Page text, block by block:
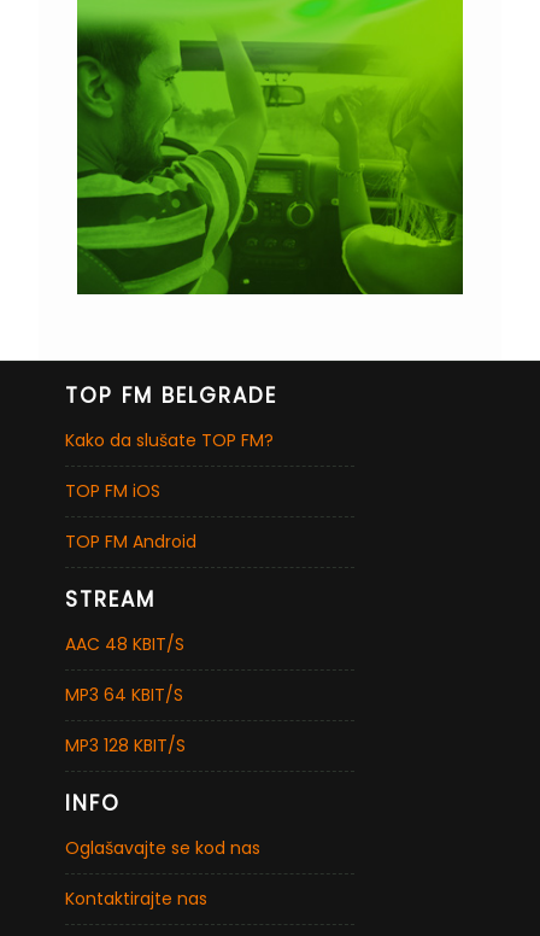
TOP FM BELGRADE
Kako da slušate TOP FM?
TOP FM iOS
TOP FM Android
STREAM
AAC 48 KBIT/S
MP3 64 KBIT/S
MP3 128 KBIT/S
INFO
Oglašavajte se kod nas
Kontaktirajte nas